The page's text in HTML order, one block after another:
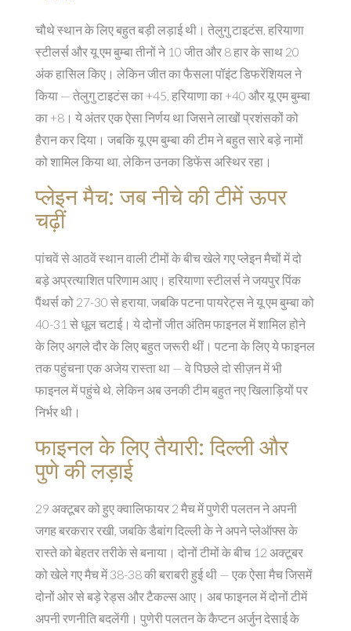
चौथे स्थान के लिए बहुत बड़ी लड़ाई थी। तेलुगु टाइटंस, हरियाणा
स्टीलर्सऔरयू एम बुम्बातीनों ने 10 जीत और 8 हार के साथ 20
अंक हासिल किए। लेकिन जीत का फैसला पॉइंट डिफरेंशियल ने
किया — तेलुगु टाइटंस का +45, हरियाणा का +40 और यू एम बुम्बा
का +8। ये अंतर एक ऐसा निर्णय था जिसने लाखों प्रशंसकों को
हैरान कर दिया। जबकि यू एम बुम्बा की टीम ने बहुत सारे बड़े नामों
को शामिल किया था, लेकिन उनका डिफेंस अस्थिर रहा।
प्लेइन मैच: जब नीचे की टीमें ऊपर
चढ़ीं
पांचवें से आठवें स्थान वाली टीमों के बीच खेले गए प्लेइन मैचों में दो
बड़े अप्रत्याशित परिणाम आए। हरियाणा स्टीलर्सनेजयपुर पिंक
पैंथर्सको 27-30 से हराया, जबकिपटना पायरेट्सने यू एम बुम्बा को
40-31 से धूल चटाई। ये दोनों जीत अंतिम फाइनल में शामिल होने
के लिए अगले दौर के लिए बहुत जरूरी थीं। पटना के लिए ये फाइनल
तक पहुंचना एक अजेय रास्ता था — वे पिछले दो सीज़न में भी
फाइनल में पहुंचे थे, लेकिन अब उनकी टीम बहुत नए खिलाड़ियों पर
निर्भर थी।
फाइनल के लिए तैयारी: दिल्ली और
पुणे की लड़ाई
29 अक्टूबर को हुए क्वालिफायर 2 मैच मेंपुणेरी पलतनने अपनी
जगह बरकरार रखी, जबकिडैबांग दिल्ली केने अपने प्लेऑफ्स के
रास्ते को बेहतर तरीके से बनाया। दोनों टीमों के बीच 12 अक्टूबर
को खेले गए मैच में 38-38 की बराबरी हुई थी — एक ऐसा मैच जिसमें
दोनों ओर से बड़े रेड्स और टैकल्स आए। अब फाइनल में दोनों टीमें
अपनी रणनीति बदलेंगी। पुणेरी पलतन के कैप्टन अर्जुन देसाई के